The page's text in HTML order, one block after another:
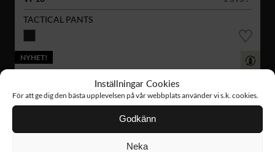
Inställningar Cookies
För att ge dig den bästa upplevelsen på vår webbplats använder vi s.k. cookies.
Godkänn
Neka
TACTICAL PANTS
NYHET!